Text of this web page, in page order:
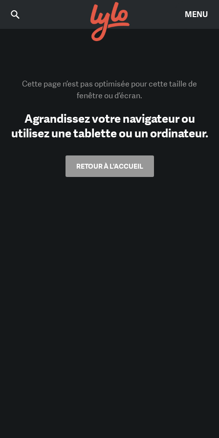
MENU
Cette page n’est pas optimisée pour cette taille de
fenêtre ou d’écran.
Agrandissez votre navigateur ou
utilisez une tablette ou un ordinateur.
RETOUR À L'ACCUEIL